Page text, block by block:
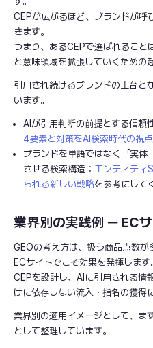
CEPが広がるほど、ブランドが呼
きます。
つまり、あるCEPで選ばれること
と意味領域を拡張していくための
引用され続けるブランドの土台と
います。
AIが引用判断の前提とする信頼
4要素と対策をAI検索時代の視
ブランドを単語ではなく「実体
させる検索構造： エンティティ
られる新しい戦略を参考にして
業界別の実践例 ─ EC
GEOの考え方は、扱う商品点数
ECサイトでこそ効果を発揮しま
CEPを設計し、AIに引用される情
けに依存しない流入・指名の獲得
業界別の適用イメージとして、ま
として整理しています。